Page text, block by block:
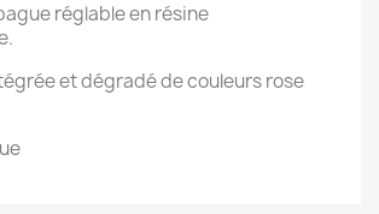
réglable en résine
et dégradé de couleurs rose